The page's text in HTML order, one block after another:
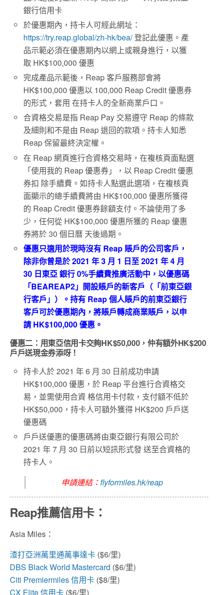
銀行信用卡
於優惠期內，持卡人可經此網址：
https://try.reap.global/zh-hk/bea/登記此優惠。產
品示範必須在優惠期內以網上或親身進行，以獲
取 HK$100,000 優惠
完成產品示範後，Reap 客戶服務部會將
HK$100,000 優惠以 100,000 Reap Credit 優惠券
的形式，套用 在持卡人的全新商業戶口。
合資格交易是指 Reap Pay 交易遵守 Reap 的條款
及細則和不是由 Reap 退回的款項。持卡人知悉
Reap 保留最終決定權。
在 Reap 網頁進行合資格交易時，在複核頁面點選
「使用我的 Reap 優惠券」，以 Reap Credit 優惠
券扣 除手續費。如持卡人點選此選項，在複核頁
面顯示的總手續費將由 HK$100,000 優惠所獲得
的 Reap Credit 優惠券餘額支付。不論使用了多
少，任何從 HK$100,000 優惠所獲的 Reap 優惠
券將於 30 個日曆 天後過期。
優惠只適用於現時沒有 Reap 賬戶的公司客戶，
除非你曾是於 2021 年 3 月 1 日至 2021 年 4 月
30 日東亞 銀行 0%手續費推廣活動中，以優惠碼
「BEAREAP2」開設賬戶的新客戶（「前東亞銀
行客戶」）。持有 Reap 個人賬戶的前東亞銀行
客戶可於優惠期內，將賬戶轉成商業賬戶，以申
請 HK$100,000 優惠。
優惠二：用東亞信用卡交夠HK$50,000，仲有額外HK$200
戶戶送現金券添呀！
持卡人於 2021 年 6 月 30 日前成功申請
HK$100,000 優惠，於 Reap 平台進行合資格交
易，並需使用合資 格信用卡付款，支付額不低於
HK$50,000，持卡人可額外獲得 HK$200 戶戶送
優惠碼
戶戶送優惠的優惠碼將由東亞銀行有限公司於
2021 年 7 月 30 日前以短訊形式發 送至合資格的
持卡人。
申請連結：flyformiles.hk/reap
Reap推薦信用卡：
Asia Miles：
渣打亞洲萬里通萬事達卡 ($6/里)
DBS Black World Mastercard ($6/里)
Citi Premiermiles 信用卡 ($8/里)
CX Elite 信用卡 ($6/里)